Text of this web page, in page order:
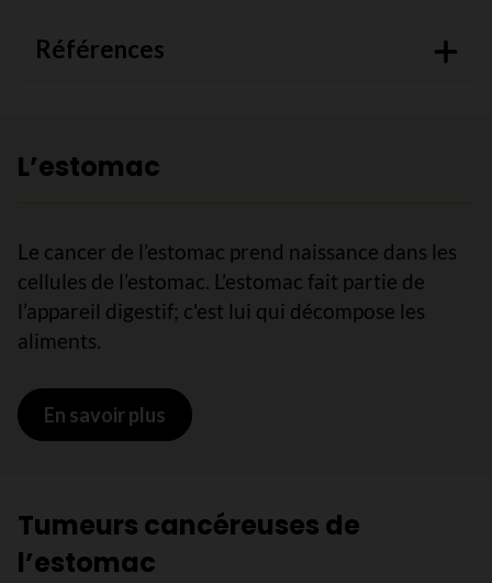
Références
L’estomac
Le cancer de l’estomac prend naissance dans les
cellules de l’estomac. L’estomac fait partie de
l’appareil digestif; c'est lui qui décompose les
aliments.
En savoir plus sur L’estomac
Tumeurs cancéreuses de
l’estomac